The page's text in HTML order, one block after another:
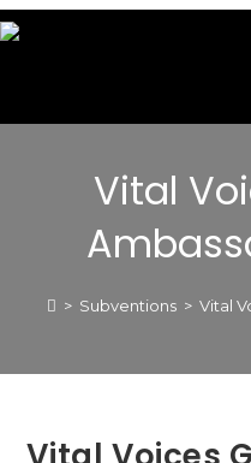
Vital
> Subventions > Vital